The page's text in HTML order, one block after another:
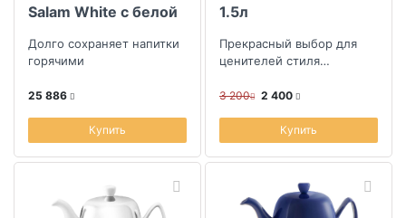
Salam White с белой
Долго сохраняет напитки
горячими
25 886
Купить
1.5л
Прекрасный выбор для
ценителей стиля
3 200 2 400
Купить